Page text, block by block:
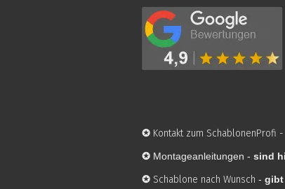
✪ Kontakt zum SchablonenProfi -
✪ Montageanleitungen - sind
✪ Schablone nach Wunsch - gibt